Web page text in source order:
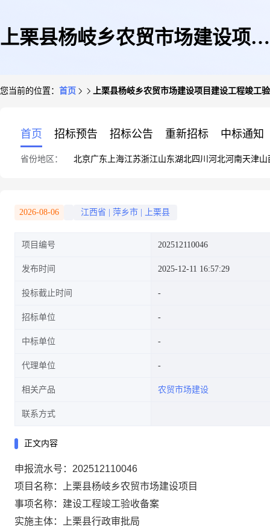
上栗县杨岐乡农贸市场建设项目
您当前的位置： 首页 上栗县杨岐乡农贸市场建设项目建设工程竣工
首页 招标预告 招标公告 重新招标 中标通知
省份地区： 北京广东 上海江苏浙江山东湖北四川 河北河南天津山
2026-08-06 江西省 萍乡市 上栗县
项目编号 202512110046
发布时间 2025-12-11 16:57:29
投标截止时间
招标单位
中标单位
代理单位
相关产品 农贸市场建设
联系方式
正文内容
申报流水号：202512110046
项目名称：上栗县杨岐乡农贸市场建设项目
事项名称：建设工程竣工验收备案
实施主体：上栗县行政审批局